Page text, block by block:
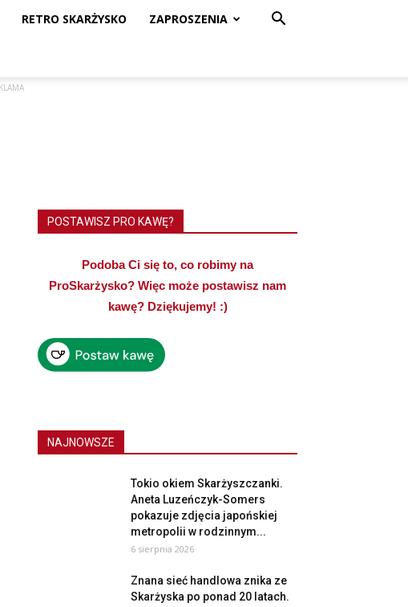
RETRO SKARŻYSKO ZAPROSZENIA
POSTAWISZ PRO KAWĘ?
Podoba Ci się to, co robimy na
ProSkarżysko? Więc może postawisz nam
kawę? Dziękujemy! :)
NAJNOWSZE
Tokio okiem Skarżyszczanki.
Aneta Luzeńczyk-Somers
pokazuje zdjęcia japońskiej
metropolii w rodzinnym...
6 sierpnia 2026
Znana sieć handlowa znika ze
Skarżyska po ponad 20 latach.